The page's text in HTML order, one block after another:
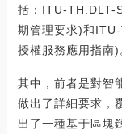
括：ITU-TH.DLT-
期管理要求)和
授權服務應用指南)
其中，前者是對智
做出了詳細要求，
出了一種基于區塊